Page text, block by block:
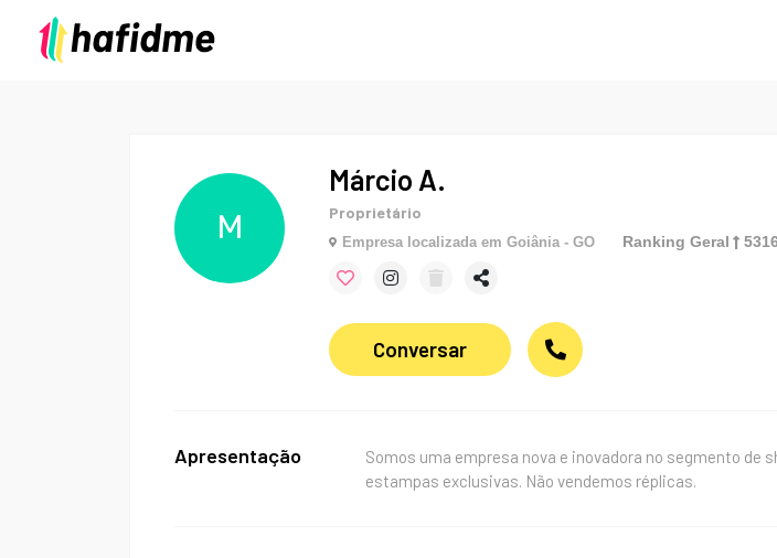
M
Márcio A.
Proprietário
Empresa localizada em Goiânia - GO Ranking Geral
Conversar
Apresentação
Somos uma empresa nova e inovadora no segmento
estampas exclusivas. Não vendemos réplicas.